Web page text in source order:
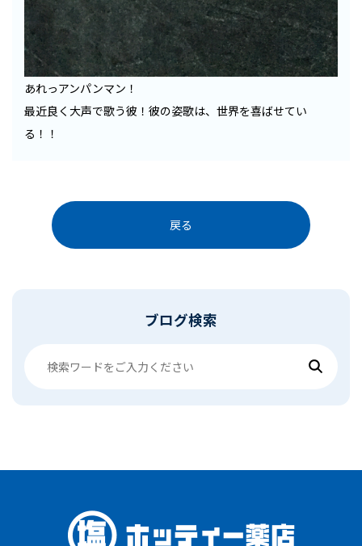
あれっアンパンマン！
最近良く大声で歌う彼！彼の姿歌は、世界を喜ばせてい
る！！
戻る
ブログ検索